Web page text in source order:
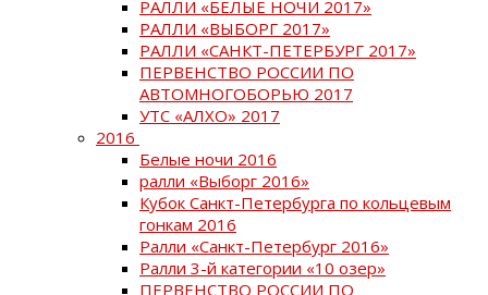
РАЛЛИ «БЕЛЫЕ НОЧИ 2017»
РАЛЛИ «ВЫБОРГ 2017»
РАЛЛИ «САНКТ-ПЕТЕРБУРГ 2017»
ПЕРВЕНСТВО РОССИИ ПО
АВТОМНОГОБОРЬЮ 2017
УТС «АЛХО» 2017
2016
Белые ночи 2016
ралли «Выборг 2016»
Кубок Санкт-Петербурга по кольцевым
гонкам 2016
Ралли «Санкт-Петербург 2016»
Ралли 3-й категории «10 озер»
ПЕРВЕНСТВО РОССИИ ПО